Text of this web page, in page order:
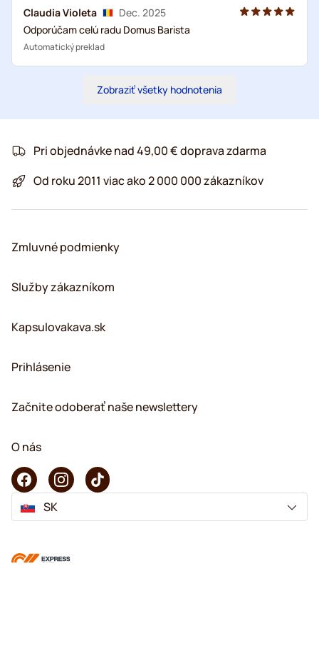
Claudia Violeta
Dec. 2025
Odporúčam celú radu Domus Barista
Automatický preklad
Zobraziť všetky hodnotenia
Pri objednávke nad 49,00 € doprava zdarma
Od roku 2011 viac ako 2 000 000 zákazníkov
Zmluvné podmienky
Služby zákazníkom
Kapsulovakava.sk
Prihlásenie
Začnite odoberať naše newslettery
O nás
SK